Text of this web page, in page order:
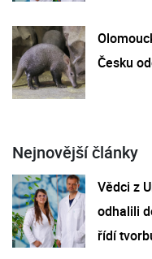
Česku
Nejnovější články
Vědci z
odhalili
řídí